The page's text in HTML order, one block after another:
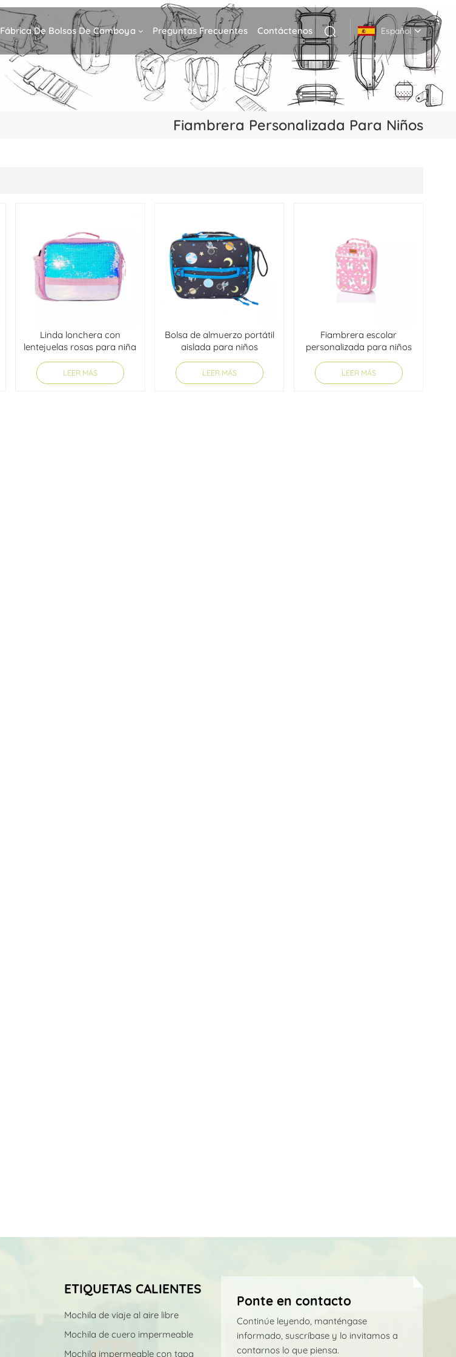
Fábrica De Bolsos De Camboya Preguntas Frecuentes Contáctenos Español
English
Italiano
Nederlands
日本語
한국어
Fiambrera Personalizada Para Niños
Linda lonchera con
lentejuelas rosas para niña
LEER MÁS
Bolsa de almuerzo portátil
aislada para niños
LEER MÁS
Fiambrera escolar
personalizada para niños
LEER MÁS
ETIQUETAS CALIENTES
Mochila de viaje al aire libre
Mochila de cuero impermeable
Mochila impermeable con tapa
Ponte en contacto
Continúe leyendo, manténgase
informado, suscríbase y lo invitamos a
contarnos lo que piensa.